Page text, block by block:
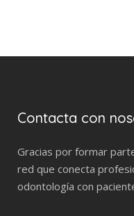
Contacta con
Gracias por formar
red que conecta
odontología con